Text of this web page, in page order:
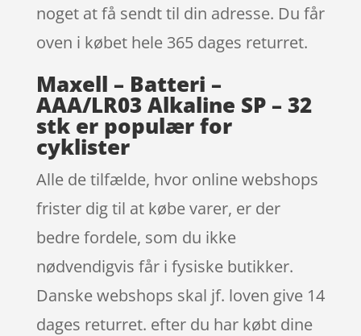
noget at få sendt til din adresse. Du får
oven i købet hele 365 dages returret.
Maxell – Batteri –
AAA/LR03 Alkaline SP – 32
stk er populær for
cyklister
Alle de tilfælde, hvor online webshops
frister dig til at købe varer, er der
bedre fordele, som du ikke
nødvendigvis får i fysiske butikker.
Danske webshops skal jf. loven give 14
dages returret. efter du har købt dine